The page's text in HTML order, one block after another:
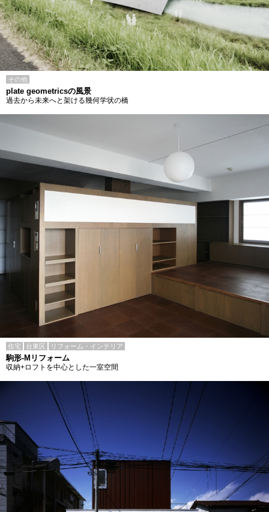
その他
plate geometricsの風景
過去から未来へと架ける幾何学状の橋
住宅 台東区 リフォーム・インテリア
駒形-Mリフォーム
収納+ロフトを中心とした一室空間